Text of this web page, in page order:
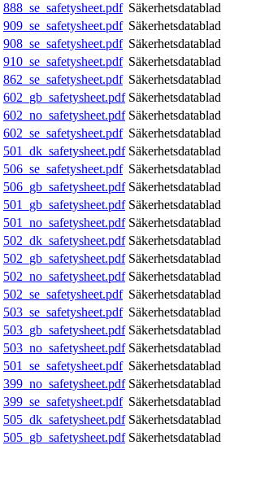
888_se_safetysheet.pdf Säkerhetsdatablad
909_se_safetysheet.pdf Säkerhetsdatablad
908_se_safetysheet.pdf Säkerhetsdatablad
910_se_safetysheet.pdf Säkerhetsdatablad
862_se_safetysheet.pdf Säkerhetsdatablad
602_gb_safetysheet.pdf Säkerhetsdatablad
602_no_safetysheet.pdf Säkerhetsdatablad
602_se_safetysheet.pdf Säkerhetsdatablad
501_dk_safetysheet.pdf Säkerhetsdatablad
506_se_safetysheet.pdf Säkerhetsdatablad
506_gb_safetysheet.pdf Säkerhetsdatablad
501_gb_safetysheet.pdf Säkerhetsdatablad
501_no_safetysheet.pdf Säkerhetsdatablad
502_dk_safetysheet.pdf Säkerhetsdatablad
502_gb_safetysheet.pdf Säkerhetsdatablad
502_no_safetysheet.pdf Säkerhetsdatablad
502_se_safetysheet.pdf Säkerhetsdatablad
503_se_safetysheet.pdf Säkerhetsdatablad
503_gb_safetysheet.pdf Säkerhetsdatablad
503_no_safetysheet.pdf Säkerhetsdatablad
501_se_safetysheet.pdf Säkerhetsdatablad
399_no_safetysheet.pdf Säkerhetsdatablad
399_se_safetysheet.pdf Säkerhetsdatablad
505_dk_safetysheet.pdf Säkerhetsdatablad
505_gb_safetysheet.pdf Säkerhetsdatablad